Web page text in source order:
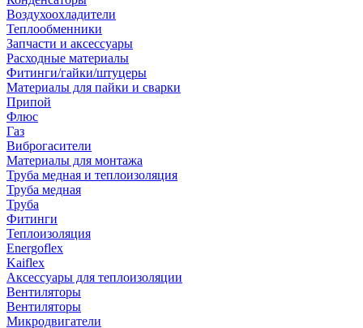
Воздухоохладители
Теплообменники
Запчасти и аксессуары
Расходные материалы
Фитинги/гайки/штуцеры
Материалы для пайки и сварки
Припой
Флюс
Газ
Виброгасители
Материалы для монтажа
Труба медная и теплоизоляция
Труба медная
Труба
Фитинги
Теплоизоляция
Energoflex
Kaiflex
Аксессуары для теплоизоляции
Вентиляторы
Вентиляторы
Микродвигатели